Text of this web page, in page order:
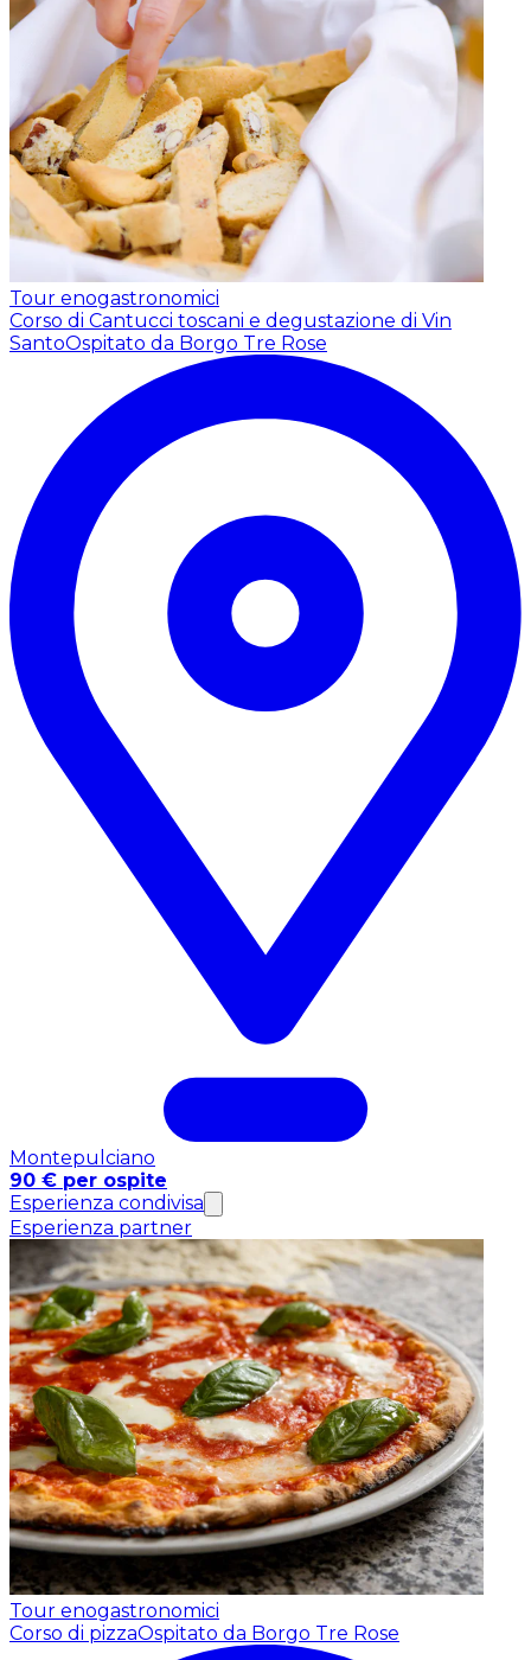
Tour enogastronomici
Corso di Cantucci toscani e degustazione di Vin
SantoOspitato da Borgo Tre Rose
Montepulciano
90 € per ospite
Esperienza condivisa
Esperienza partner
Tour enogastronomici
Corso di pizzaOspitato da Borgo Tre Rose